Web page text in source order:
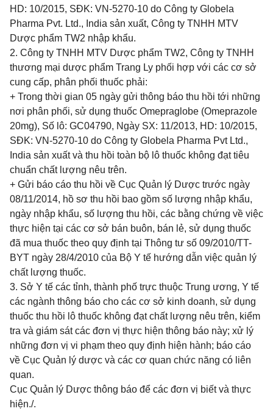
HD: 10/2015, SĐK: VN-5270-10 do Công ty Globela
Pharma Pvt. Ltd., India sản xuất, Công ty TNHH MTV
Dược phẩm TW2 nhập khẩu.
2. Công ty TNHH MTV Dược phẩm TW2, Công ty TNHH
thương mại dược phẩm Trang Ly phối hợp với các cơ sở
cung cấp, phân phối thuốc phải:
+ Trong thời gian 05 ngày gửi thông báo thu hồi tới những
nơi phân phối, sử dụng thuốc Omepraglobe (Omeprazole
20mg), Số lô: GC04790, Ngày SX: 11/2013, HD: 10/2015,
SĐK: VN-5270-10 do Công ty Globela Pharma Pvt Ltd.,
India sản xuất và thu hồi toàn bộ lô thuốc không đạt tiêu
chuẩn chất lượng nêu trên.
+ Gửi báo cáo thu hồi về Cục Quản lý Dược trước ngày
08/11/2014, hồ sơ thu hồi bao gồm số lượng nhập khẩu,
ngày nhập khẩu, số lượng thu hồi, các bằng chứng về việc
thực hiện tại các cơ sở bán buôn, bán lẻ, sử dụng thuốc
đã mua thuốc theo quy định tại Thông tư số 09/2010/TT-
BYT ngày 28/4/2010 của Bộ Y tế hướng dẫn việc quản lý
chất lượng thuốc.
3. Sở Y tế các tỉnh, thành phố trực thuộc Trung ương, Y tế
các ngành thông báo cho các cơ sở kinh doanh, sử dụng
thuốc thu hồi lô thuốc không đạt chất lượng nêu trên, kiểm
tra và giám sát các đơn vị thực hiện thông báo này; xử lý
những đơn vị vi phạm theo quy định hiện hành; báo cáo
về Cục Quản lý dược và các cơ quan chức năng có liên
quan.
Cục Quản lý Dược thông báo để các đơn vị biết và thực
hiện./.